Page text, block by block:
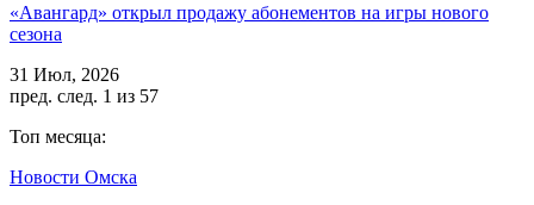
«Авангард» открыл продажу абонементов на игры нового
сезона
31 Июл, 2026
пред. след. 1 из 57
Топ месяца:
Новости Омска